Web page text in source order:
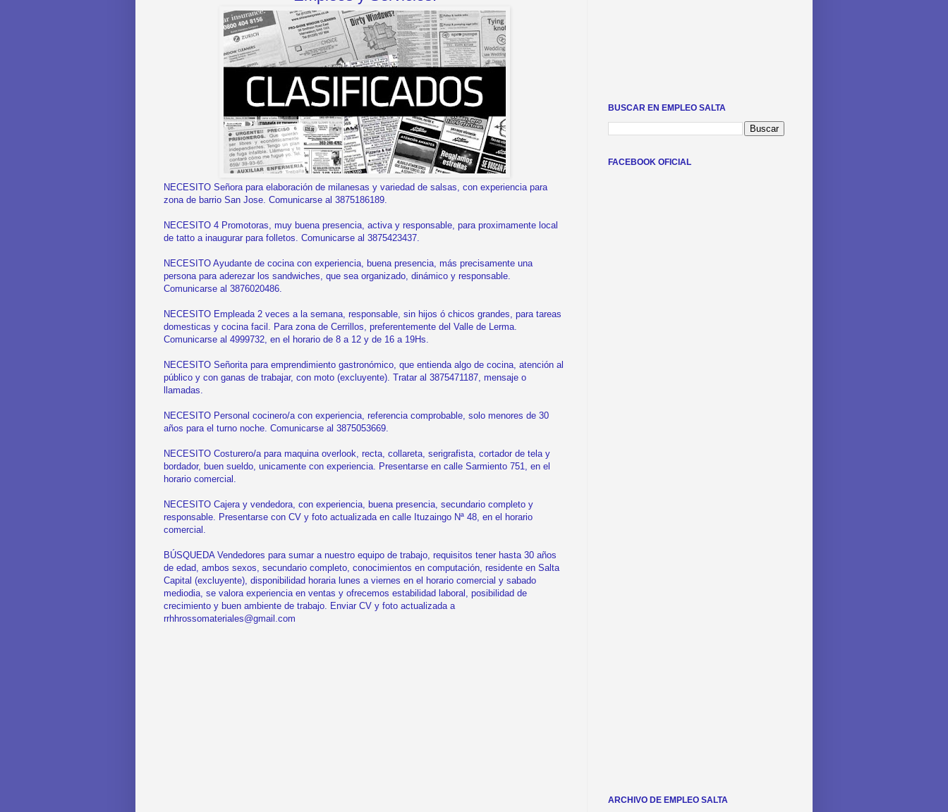
NECESITO Señora para elaboración de milanesas y variedad de salsas, con experiencia para
zona de barrio San Jose. Comunicarse al 3875186189.
NECESITO 4 Promotoras, muy buena presencia, activa y responsable, para proximamente local
de tatto a inaugurar para folletos. Comunicarse al 3875423437.
NECESITO Ayudante de cocina con experiencia, buena presencia, más precisamente una
persona para aderezar los sandwiches, que sea organizado, dinámico y responsable.
Comunicarse al 3876020486.
NECESITO Empleada 2 veces a la semana, responsable, sin hijos ó chicos grandes, para tareas
domesticas y cocina facil. Para zona de Cerrillos, preferentemente del Valle de Lerma.
Comunicarse al 4999732, en el horario de 8 a 12 y de 16 a 19Hs.
NECESITO Señorita para emprendimiento gastronómico, que entienda algo de cocina, atención al
público y con ganas de trabajar, con moto (excluyente). Tratar al 3875471187, mensaje o
llamadas.
NECESITO Personal cocinero/a con experiencia, referencia comprobable, solo menores de 30
años para el turno noche. Comunicarse al 3875053669.
NECESITO Costurero/a para maquina overlook, recta, collareta, serigrafista, cortador de tela y
bordador, buen sueldo, unicamente con experiencia. Presentarse en calle Sarmiento 751, en el
horario comercial.
NECESITO Cajera y vendedora, con experiencia, buena presencia, secundario completo y
responsable. Presentarse con CV y foto actualizada en calle Ituzaingo Nª 48, en el horario
comercial.
BÚSQUEDA Vendedores para sumar a nuestro equipo de trabajo, requisitos tener hasta 30 años
de edad, ambos sexos, secundario completo, conocimientos en computación, residente en Salta
Capital (excluyente), disponibilidad horaria lunes a viernes en el horario comercial y sabado
mediodia, se valora experiencia en ventas y ofrecemos estabilidad laboral, posibilidad de
crecimiento y buen ambiente de trabajo. Enviar CV y foto actualizada a
rrhhrossomateriales@gmail.com
BUSCAR EN EMPLEO SALTA
FACEBOOK OFICIAL
ARCHIVO DE EMPLEO SALTA